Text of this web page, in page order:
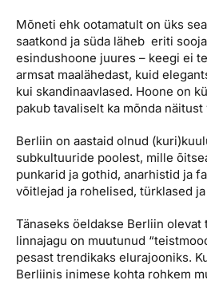
Mõneti ehk ootamatult on üks
saatkond ja süda läheb eriti
esindushoone juures – keegi ei
armsat maalähedast, kuid
kui skandinaavlased. Hoone on
pakub tavaliselt ka mõnda
Berliin on aastaid olnud
subkultuuride poolest, mille
punkarid ja gothid, anarhistid ja
võitlejad ja rohelised, türklased
Tänaseks öeldakse Berliin
linnajagu on muutunud
pesast trendikaks elurajooniks.
Berliinis inimese kohta rohkem